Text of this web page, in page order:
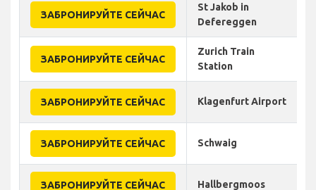
ЗАБРОНИРУЙТЕ СЕЙЧАС
St Jakob in
Defereggen
ЗАБРОНИРУЙТЕ СЕЙЧАС
Zurich Train
Station
ЗАБРОНИРУЙТЕ СЕЙЧАС Klagenfurt Airport
ЗАБРОНИРУЙТЕ СЕЙЧАС Schwaig
ЗАБРОНИРУЙТЕ СЕЙЧАС Hallbergmoos